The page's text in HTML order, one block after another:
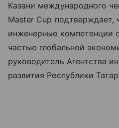
Казани международного
Master Cup подтверждает,
инженерные компетенции
частью глобальной
руководитель Агентства
развития Республики